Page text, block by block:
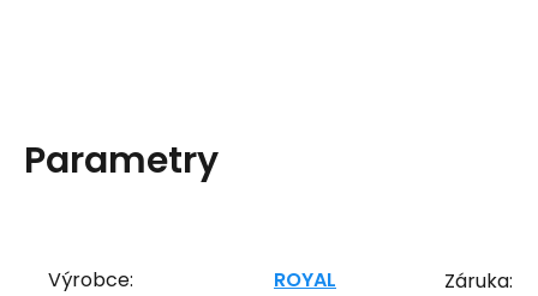
Parametry
Výrobce: ROYAL Záruka: